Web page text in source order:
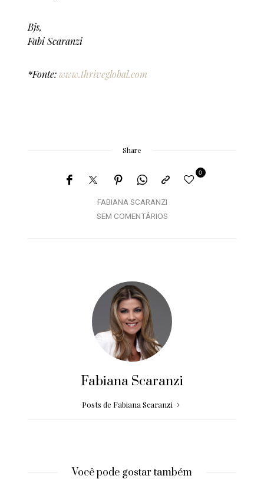
Bjs,
Fabi Scaranzi
*Fonte:www.thriveglobal.com
Share
FABIANA SCARANZI
0
SEM COMENTÁRIOS
Fabiana Scaranzi
Posts de Fabiana Scaranzi
Você pode gostar também